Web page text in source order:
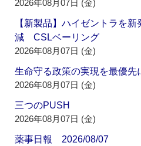
2026年08月07日 (金)
【新製品】ハイゼントラを
減 CSLベーリング
2026年08月07日 (金)
生命守る政策の実現を最優先
2026年08月07日 (金)
三つのPUSH
2026年08月07日 (金)
薬事日報 2026/08/07